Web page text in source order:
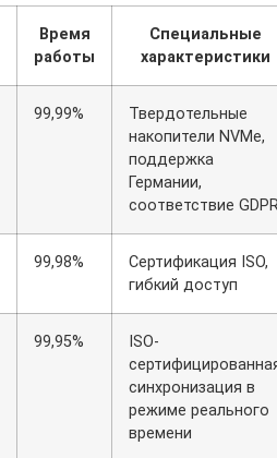
Время
работы
Специальные
характеристики
99,99%
Твердотельные
накопители NVMe,
поддержка
Германии,
соответствие
99,98%
Сертификация ISO,
гибкий доступ
99,95%
ISO-
синхронизация в
режиме реального
времени